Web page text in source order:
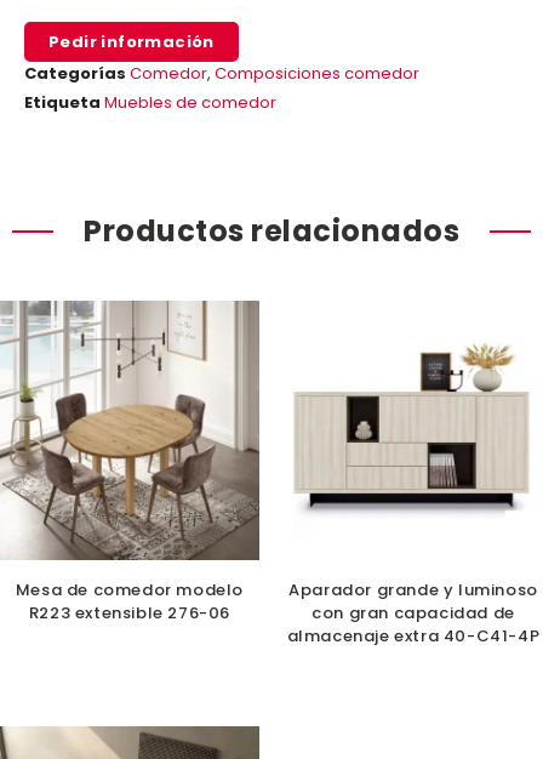
Pedir información
Categorías Comedor, Composiciones comedor
Etiqueta Muebles de comedor
Productos relacionados
Mesa de comedor modelo
R223 extensible 276-06
Aparador grande y luminoso
con gran capacidad de
almacenaje extra 40-C41-4P